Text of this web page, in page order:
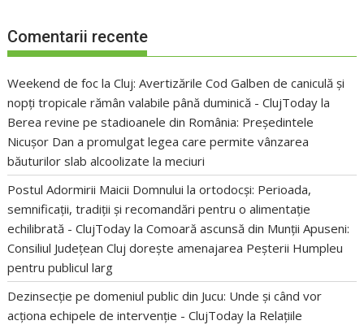
Comentarii recente
Weekend de foc la Cluj: Avertizările Cod Galben de caniculă și
nopți tropicale rămân valabile până duminică - ClujToday la
Berea revine pe stadioanele din România: Președintele
Nicușor Dan a promulgat legea care permite vânzarea
băuturilor slab alcoolizate la meciuri
Postul Adormirii Maicii Domnului la ortodocși: Perioada,
semnificații, tradiții și recomandări pentru o alimentație
echilibrată - ClujToday laComoară ascunsă din Munții Apuseni:
Consiliul Județean Cluj dorește amenajarea Peșterii Humpleu
pentru publicul larg
Dezinsecție pe domeniul public din Jucu: Unde și când vor
acționa echipele de intervenție - ClujToday la Relațiile